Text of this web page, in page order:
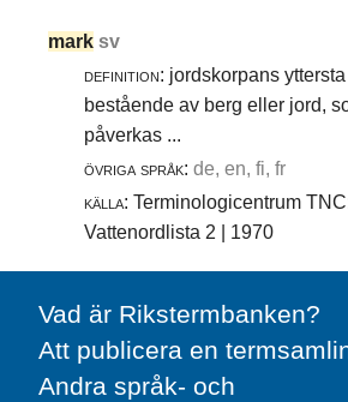
mark sv
definition: jordskorpans
bestående av berg eller jord,
påverkas ...
övriga språk: de, en, fi, fr
källa: Terminologicentrum
Vattenordlista 2 | 1970
Vad är Rikstermbanken?
Att publicera en
Andra språk- och